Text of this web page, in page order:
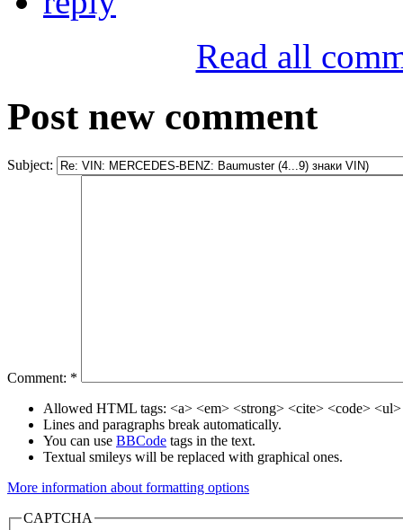
Read all
Post new comment
Subject:
Comment: *
Allowed HTML tags: <a> <em> <strong> <cite> <code>
Lines and paragraphs break automatically.
You can use BBCode tags in the text.
Textual smileys will be replaced with graphical ones.
More information about formatting options
CAPTCHA